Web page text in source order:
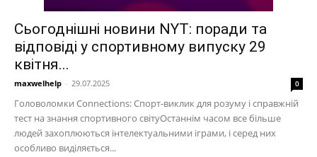
Сьогоднішні новини NYT: поради та
відповіді у спортивному випуску 29
квітня...
maxwelhelp - 29.07.2025 0
Головоломки Connections: Спорт-виклик для розуму і справжній
тест на знання спортивного світуОстаннім часом все більше
людей захоплюються інтелектуальними іграми, і серед них
особливо виділяється...